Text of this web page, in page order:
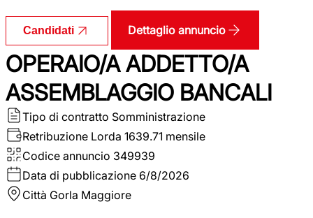
Candidati Dettaglio annuncio
OPERAIO/A ADDETTO/A
ASSEMBLAGGIO BANCALI
Tipo di contratto Somministrazione
Retribuzione Lorda 1639.71 mensile
Codice annuncio 349939
Data di pubblicazione 6/8/2026
Città Gorla Maggiore